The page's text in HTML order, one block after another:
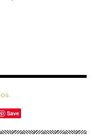
Save